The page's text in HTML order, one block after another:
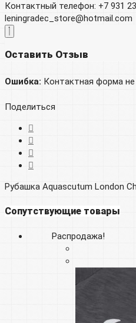
Контактный телефон: +7 931
leningradec_store@hotmail.com
Оставить Отзыв
Ошибка: Контактная форма не
Поделиться
Рубашка Aquascutum London
Сопутствующие товары
Распродажа!